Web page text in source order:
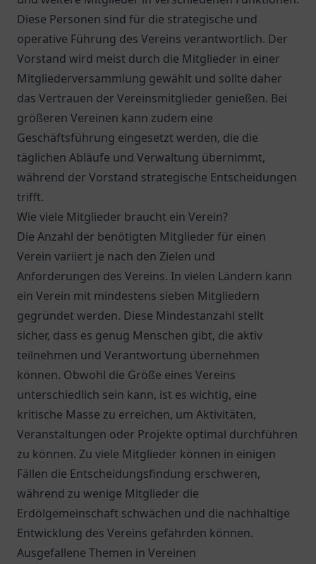
Diese Personen sind für die strategische und
operative Führung des Vereins verantwortlich. Der
Vorstand wird meist durch die Mitglieder in einer
Mitgliederversammlung gewählt und sollte daher
das Vertrauen der Vereinsmitglieder genießen. Bei
größeren Vereinen kann zudem eine
Geschäftsführung eingesetzt werden, die die
täglichen Abläufe und Verwaltung übernimmt,
während der Vorstand strategische Entscheidungen
trifft.
Wie viele Mitglieder braucht ein Verein?
Die Anzahl der benötigten Mitglieder für einen
Verein variiert je nach den Zielen und
Anforderungen des Vereins. In vielen Ländern kann
ein Verein mit mindestens sieben Mitgliedern
gegründet werden. Diese Mindestanzahl stellt
sicher, dass es genug Menschen gibt, die aktiv
teilnehmen und Verantwortung übernehmen
können. Obwohl die Größe eines Vereins
unterschiedlich sein kann, ist es wichtig, eine
kritische Masse zu erreichen, um Aktivitäten,
Veranstaltungen oder Projekte optimal durchführen
zu können. Zu viele Mitglieder können in einigen
Fällen die Entscheidungsfindung erschweren,
während zu wenige Mitglieder die
Erdölgemeinschaft schwächen und die nachhaltige
Entwicklung des Vereins gefährden können.
Ausgefallene Themen in Vereinen